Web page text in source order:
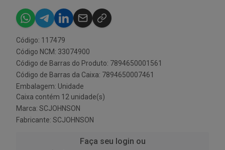
Código: 117479
Código NCM: 33074900
Código de Barras do Produto: 7894650001561
Código de Barras da Caixa: 7894650007461
Embalagem: Unidade
Caixa contém 12 unidade(s)
Marca: SCJOHNSON
Fabricante: SCJOHNSON
Faça seu login ou